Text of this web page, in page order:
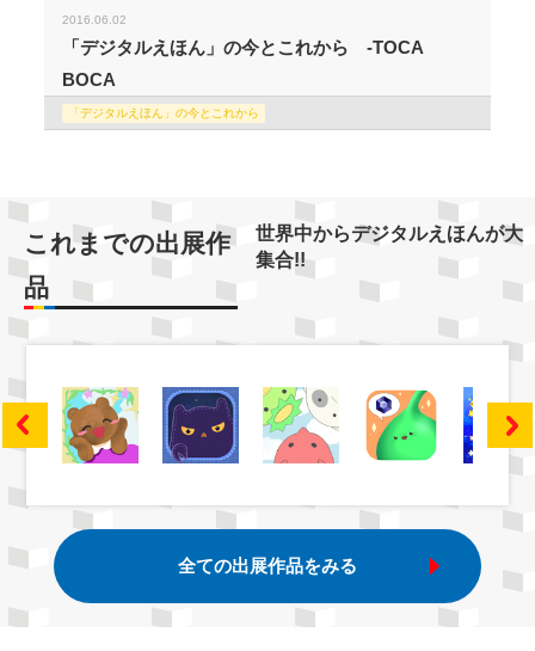
2016.06.02
「デジタルえほん」の今とこれから -TOCA
BOCA
「デジタルえほん」の今とこれから
これまでの出展作
品
世界中からデジタルえほんが大
集合!!
全ての出展作品をみる